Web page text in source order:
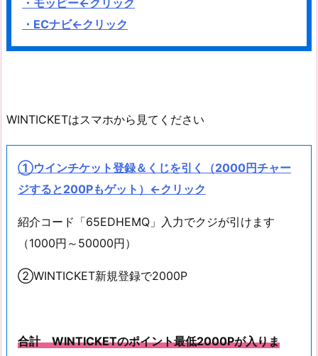
・ECナビ←クリック
WINTICKETはスマホから見てください
①ウインチケット登録＆くじを引く（2000円チャー
ジすると200Pもゲット）←クリック
紹介コード「65EDHEMQ」入力でクジが引けます
（1000円～50000円）
②WINTICKET新規登録で2000P
合計 WINTICKETのポイント最低2000Pが入りま